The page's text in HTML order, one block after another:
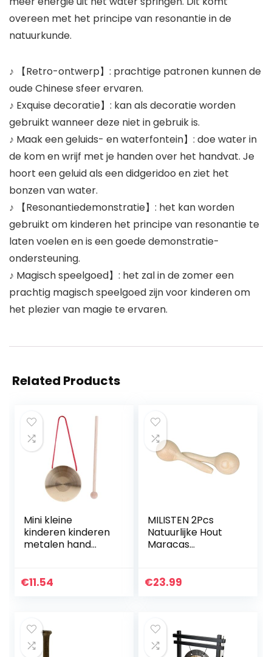
overeen met het principe van resonantie in de
natuurkunde.
♪ 【Retro-ontwerp】: prachtige patronen kunnen de
oude Chinese sfeer ervaren.
♪ Exquise decoratie】: kan als decoratie worden
gebruikt wanneer deze niet in gebruik is.
♪ Maak een geluids- en waterfontein】: doe water in
de kom en wrijf met je handen over het handvat. Je
hoort een geluid als een didgeridoo en ziet het
bonzen van water.
♪ 【Resonantiedemonstratie】: het kan worden
gebruikt om kinderen het principe van resonantie te
laten voelen en is een goede demonstratie-
ondersteuning.
♪ Magisch speelgoed】: het zal in de zomer een
prachtig magisch speelgoed zijn voor kinderen om
het plezier van magie te ervaren.
Related Products
Mini kleine
kinderen kinderen
metalen hand
€11.54
MILISTEN 2Pcs
Natuurlijke Hout
Maracas
Muziekinstrument
€23.99